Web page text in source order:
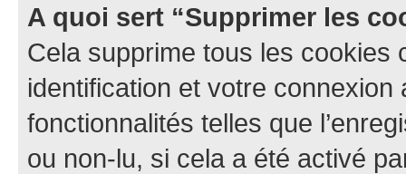
A quoi sert “Supprimer les
Cela supprime tous les cookies
identification et votre
fonctionnalités telles que
ou non-lu, si cela a été activé